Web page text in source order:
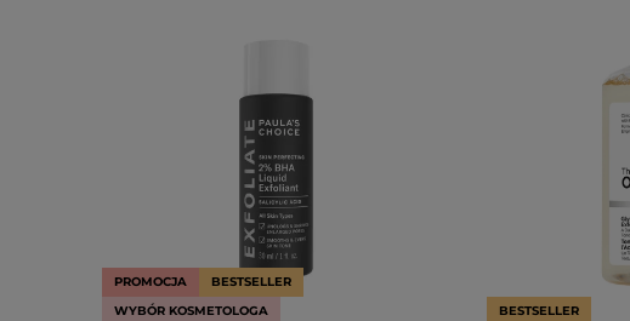
PROMOCJA
BESTSELLER
WYBÓR KOSMETOLOGA
BESTSELLER